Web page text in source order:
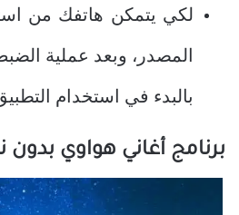
لكي يتمكن هاتفك من
المصدر، وبعد عملية
بالبدء في استخدام
برنامج أغاني هواوي بدون